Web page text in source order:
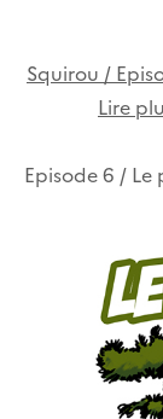
Squirou /
Lire
Episode 6 / Le